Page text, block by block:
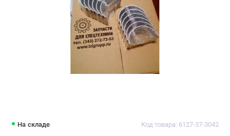
На складе Код товара: 6127-37-3042